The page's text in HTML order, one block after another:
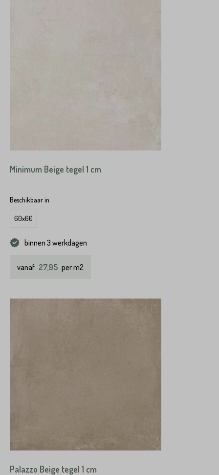
Minimum Beige tegel 1 cm
Beschikbaar in
60x60
binnen 3 werkdagen
vanaf 27,95 per m2
Palazzo Beige tegel 1 cm